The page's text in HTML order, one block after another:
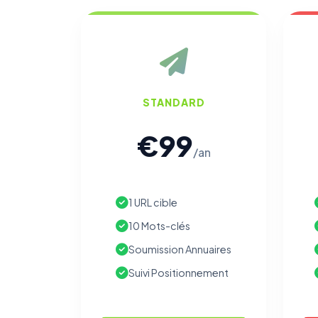
STANDARD
€99/an
1 URL cible
10 Mots-clés
Soumission Annuaires
Suivi Positionnement